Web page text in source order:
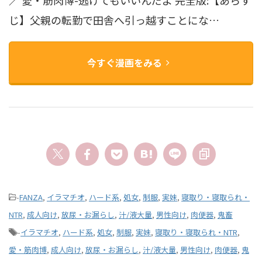
じ】父親の転勤で田舎へ引っ越すことにな…
今すぐ漫画をみる
-FANZA, イラマチオ, ハード系, 処女, 制服, 実妹, 寝取り・寝取られ・
NTR, 成人向け, 放尿・お漏らし, 汁/液大量, 男性向け, 肉便器, 鬼畜
-イラマチオ, ハード系, 処女, 制服, 実妹, 寝取り・寝取られ・NTR,
愛・筋肉博, 成人向け, 放尿・お漏らし, 汁/液大量, 男性向け, 肉便器, 鬼